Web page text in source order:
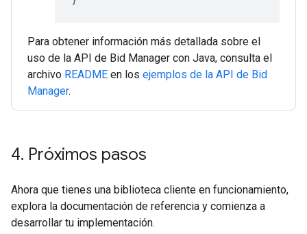
Para obtener información más detallada sobre el
uso de la API de Bid Manager con Java, consulta el
archivo README en los ejemplos de la API de Bid
Manager.
4. Próximos pasos
Ahora que tienes una biblioteca cliente en funcionamiento,
explora la documentación de referencia y comienza a
desarrollar tu implementación.